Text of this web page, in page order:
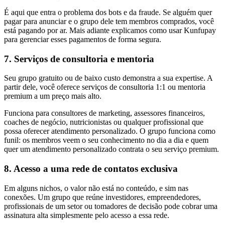
É aqui que entra o problema dos bots e da fraude. Se alguém quer
pagar para anunciar e o grupo dele tem membros comprados, você
está pagando por ar. Mais adiante explicamos como usar Kunfupay
para gerenciar esses pagamentos de forma segura.
7. Serviços de consultoria e mentoria
Seu grupo gratuito ou de baixo custo demonstra a sua expertise. A
partir dele, você oferece serviços de consultoria 1:1 ou mentoria
premium a um preço mais alto.
Funciona para consultores de marketing, assessores financeiros,
coaches de negócio, nutricionistas ou qualquer profissional que
possa oferecer atendimento personalizado. O grupo funciona como
funil: os membros veem o seu conhecimento no dia a dia e quem
quer um atendimento personalizado contrata o seu serviço premium.
8. Acesso a uma rede de contatos exclusiva
Em alguns nichos, o valor não está no conteúdo, e sim nas
conexões. Um grupo que reúne investidores, empreendedores,
profissionais de um setor ou tomadores de decisão pode cobrar uma
assinatura alta simplesmente pelo acesso a essa rede.